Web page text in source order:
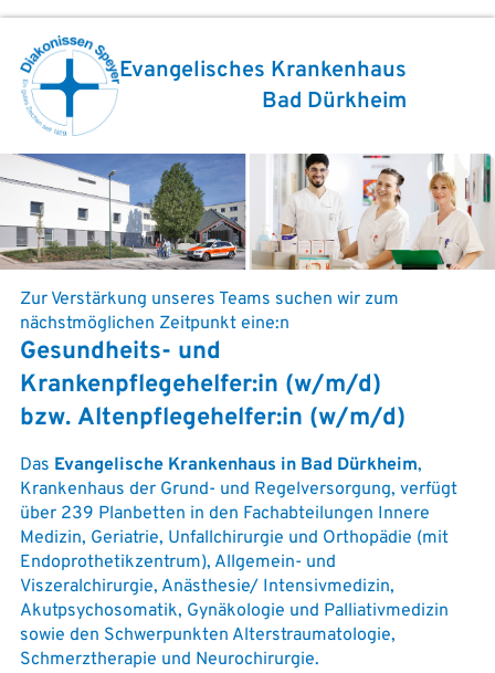
Evangelisches Krankenhaus
Bad Dürkheim
Zur Verstärkung unseres Teams suchen wir zum
nächstmöglichen Zeitpunkt eine:n
Gesundheits- und
Krankenpflegehelfer:in (w/m/d)
bzw. Altenpflegehelfer:in (w/m/d)
Das Evangelische Krankenhaus in Bad Dürkheim,
Krankenhaus der Grund- und Regelversorgung, verfügt
über 239 Planbetten in den Fachabteilungen Innere
Medizin, Geriatrie, Unfallchirurgie und Orthopädie (mit
Endoprothetikzentrum), Allgemein- und
Viszeralchirurgie, Anästhesie/ Intensivmedizin,
Akutpsychosomatik, Gynäkologie und Palliativmedizin
sowie den Schwerpunkten Alterstraumatologie,
Schmerztherapie und Neurochirurgie.